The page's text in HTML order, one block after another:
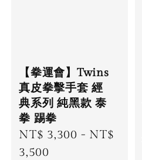
【拳運會】Twins
真皮拳擊手套 經
典系列 純黑款 泰
拳 踢拳
Regular
price
NT$ 3,300 - NT$
3,500